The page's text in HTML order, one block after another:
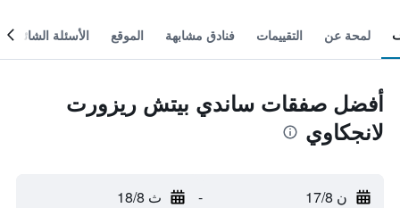
لمحة عن التقييمات فنادق مشابهة الموقع الأسئلة الشائعة
أفضل صفقات ساندي بيتش ريزورت
لانجكاوي
ن 17/8 - ث 18/8